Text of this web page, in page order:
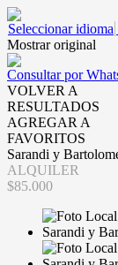
Seleccionar idioma
Mostrar original
Consultar por
VOLVER A
RESULTADOS
AGREGAR A
FAVORITOS
Sarandi y
ALQUILER
$85.000